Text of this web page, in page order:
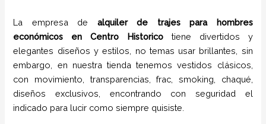
La empresa de alquiler de trajes para hombres
económicos en
Centro Historico tiene
divertidos y
elegantes diseños y estilos,
no temas usar brillantes, sin
embargo, en nuestra tienda tenemos vestidos clásicos,
con movimiento, transparencias, frac, smoking, chaqué,
diseños exclusivos, encontrando con seguridad el
indicado para lucir como siempre quisiste.